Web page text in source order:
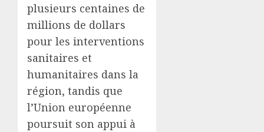
plusieurs centaines de
millions de dollars
pour les interventions
sanitaires et
humanitaires dans la
région, tandis que
l’Union européenne
poursuit son appui à